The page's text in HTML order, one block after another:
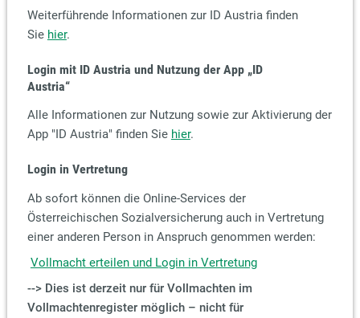
Weiterführende Informationen zur ID Austria finden
Sie hier.
Login mit ID Austria und Nutzung der App „ID
Austria“
Alle Informationen zur Nutzung sowie zur Aktivierung der
App "ID Austria" finden Sie hier.
Login in Vertretung
Ab sofort können die Online-Services der
Österreichischen Sozialversicherung auch in Vertretung
einer anderen Person in Anspruch genommen werden:
Vollmacht erteilen und Login in Vertretung
--> Dies ist derzeit nur für Vollmachten im
Vollmachtenregister möglich – nicht für